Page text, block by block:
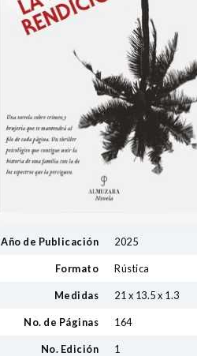
Año de Publicación 2025
Formato Rústica
Medidas 21 x 13.5 x 1.3
No. de Páginas 164
No. Edición 1